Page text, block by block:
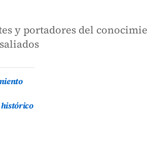
y portadores del
histórico